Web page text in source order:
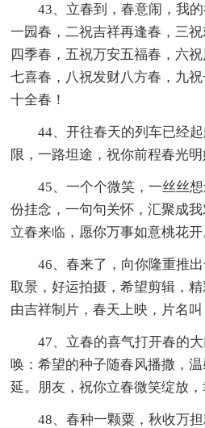
43、立春到，春意闹，我的
一园春，二祝吉祥再逢春，三
四季春，五祝万安五福春，六
七喜春，八祝发财八方春，九
十全春！
44、开往春天的列车已经起
限，一路坦途，祝你前程春光明
45、一个个微笑，一丝丝想
份挂念，一句句关怀，汇聚成
立春来临，愿你万事如意桃花开
46、春来了，向你隆重推出
取景，好运拍摄，希望剪辑，
由吉祥制片，春天上映，片名叫
47、立春的喜气打开春的大
唤：希望的种子随春风播撒，
延。朋友，祝你立春微笑绽放，
48、春种一颗粟，秋收万担